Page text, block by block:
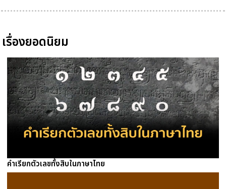
เรื่องยอดนิยม
คำเรียกตัวเลขทั้งสิบในภาษาไทย